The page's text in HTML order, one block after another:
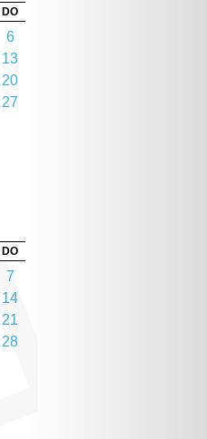
DO
6
13
20
27
DO
7
14
21
28